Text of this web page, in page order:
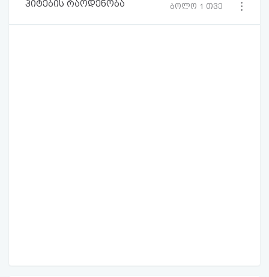
ჰიტების რაოდენობა ბოლო 1 თვე